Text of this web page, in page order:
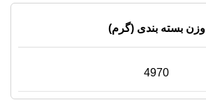
وزن بسته بندی (گرم)
4970